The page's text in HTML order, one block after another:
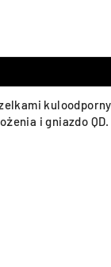
i gniazdo QD.